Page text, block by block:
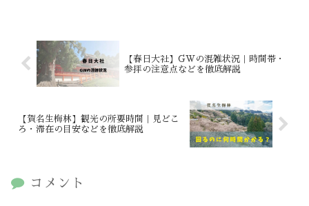
【春日大社】GWの混雑状況｜時間帯・
参拝の注意点などを徹底解説
【賀名生梅林】観光の所要時間｜見どこ
ろ・滞在の目安などを徹底解説
コメント